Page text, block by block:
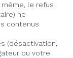
le refus
ne
contenus
(désactivation,
ou votre